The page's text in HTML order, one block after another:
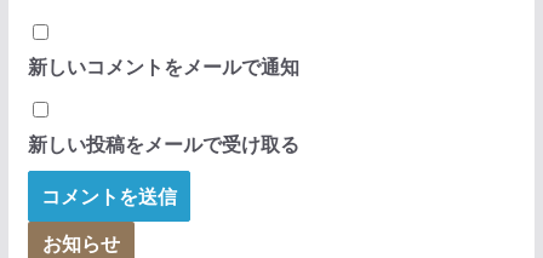
新しいコメントをメールで通知
新しい投稿をメールで受け取る
お知らせ